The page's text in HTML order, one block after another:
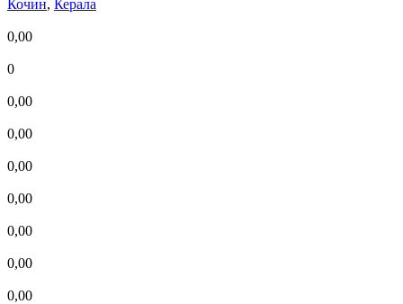
Кочин, Керала
0,00
0
0,00
0,00
0,00
0,00
0,00
0,00
0,00